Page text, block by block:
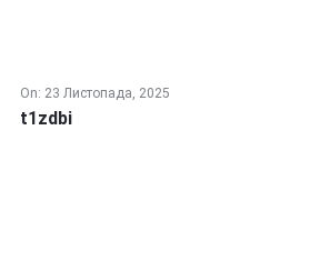
On: 23 Листопада, 2025
t1zdbi